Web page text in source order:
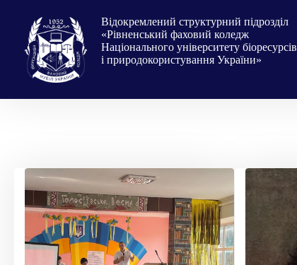
вмісту
Відокремлений структурний підрозділ
«Рівненський фаховий коледж
Національного університету біоресурсів
і природокористування України»